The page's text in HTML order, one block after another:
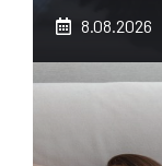
8.08.2026